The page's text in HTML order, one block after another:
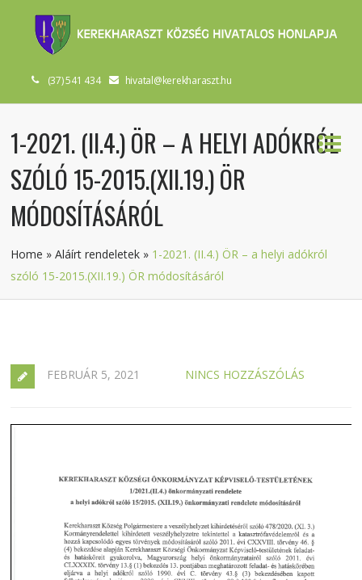
(37) 541 434 hivatal@kerekharaszt.hu
1-2021. (II.4.) ÖR – A HELYI ADÓKRÓL
SZÓLÓ 15-2015.(XII.19.) ÖR
MÓDOSÍTÁSÁRÓL
Home »Aláírt rendeletek » 1-2021. (II.4.) ÖR – a helyi adókról
szóló 15-2015.(XII.19.) ÖR módosításáról
FEBRUÁR 5, 2021 NINCS HOZZÁSZÓLÁS